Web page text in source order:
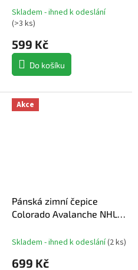
Vintage
Průměrné
hodnocení
produktu
je
5,0
z
hvězdiček.
Skladem - ihned k odeslání
(>3 ks)
599 Kč
Do košíku
Akce
Pánská zimní čepice
Colorado Avalanche NHL
Cuffed Beanie
Skladem - ihned k odeslání(2 ks)
699 Kč